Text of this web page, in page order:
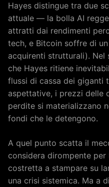
Hayes distingue tra due
attuale — la bolla AI
attratti dai rendimenti
tech, e Bitcoin soffre di
acquirenti strutturali).
che Hayes ritiene
flussi di cassa dei giganti
aspettative, i prezzi delle
perdite si materializzano
fondi che le detengono.
A quel punto scatta il
considera dirompente per
costretta a stampare su
una crisi sistemica. Ma a